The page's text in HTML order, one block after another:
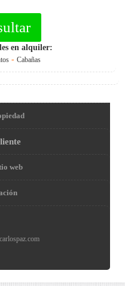
en alquiler:
- Cabañas
web